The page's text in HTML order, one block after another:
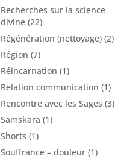
Recherches sur la science
divine (22)
Régénération (nettoyage) (2)
Région (7)
Réincarnation (1)
Relation communication (1)
Rencontre avec les Sages (3)
Samskara (1)
Shorts (1)
Souffrance – douleur (1)